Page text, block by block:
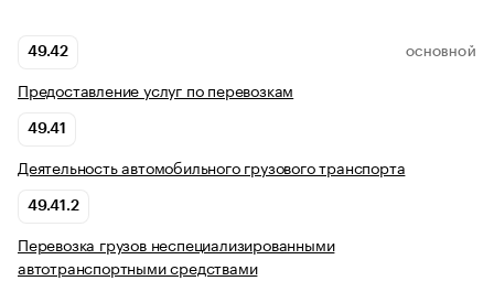
49.42 ОСНОВНОЙ
Предоставление услуг по перевозкам
49.41
Деятельность автомобильного грузового транспорта
49.41.2
Перевозка грузов неспециализированными
автотранспортными средствами